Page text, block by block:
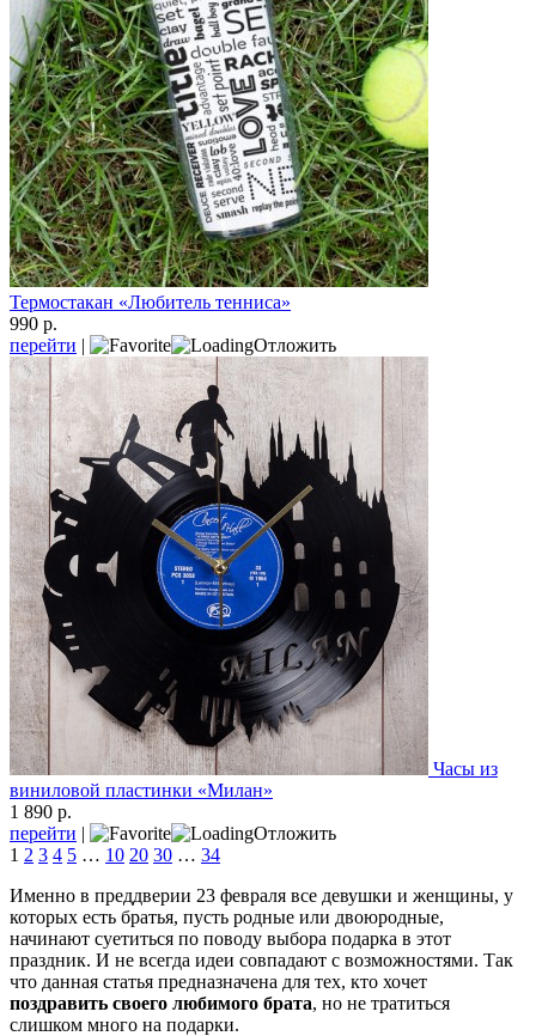
Термостакан «Любитель тенниса»
990 р.
перейти | Отложить
Часы из
виниловой пластинки «Милан»
1 890 р.
перейти |
Отложить
1 2 3 4 5 … 10 20 30 … 34
Именно в преддверии 23 февраля все девушки и женщины, у
которых есть братья, пусть родные или двоюродные,
начинают суетиться по поводу выбора подарка в этот
праздник. И не всегда идеи совпадают с возможностями. Так
что данная статья предназначена для тех, кто хочет
поздравить своего любимого брата, но не тратиться
слишком много на подарки.